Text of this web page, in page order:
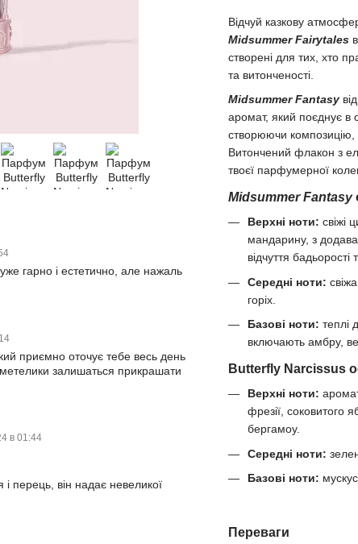
гарно і естетично, але нажаль
приємно оточує тебе весь день
метелики залишаться прикрашати
в 01:44
і перець, він надає невеликої
Відчуй казкову
Midsummer Fairytales
створені для тих, хто
та витонченості.
Midsummer Fantasy
аромат, який поєднує в
створюючи композицію,
Витончений флакон з
твоєї парфумерної
Midsummer Fantasy
Верхні ноти: свіжі
мандарину, з
відчуття бадьорості
Середні ноти:
горіх.
Базові ноти: теплі
включають амбру,
Butterfly Narcissus
Верхні ноти:
фрезії, соковитого
бергамоу.
Середні ноти:
Базові ноти:
Переваги